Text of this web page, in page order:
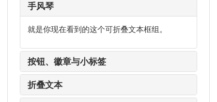
手风琴
就是你现在看到的这个可折叠文本框组。
按钮、徽章与小标签
折叠文本